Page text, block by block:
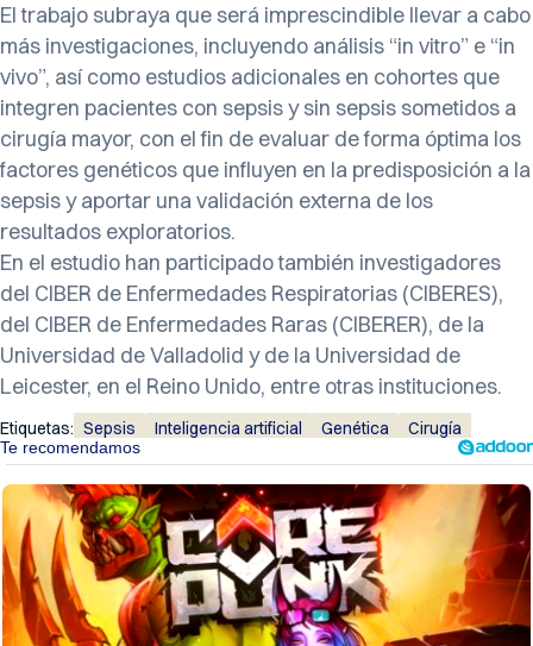
El trabajo subraya que será imprescindible llevar a cabo
más investigaciones, incluyendo análisis “in vitro” e “in
vivo”, así como estudios adicionales en cohortes que
integren pacientes con sepsis y sin sepsis sometidos a
cirugía mayor, con el fin de evaluar de forma óptima los
factores genéticos que influyen en la predisposición a la
sepsis y aportar una validación externa de los
resultados exploratorios.
En el estudio han participado también investigadores
del CIBER de Enfermedades Respiratorias (CIBERES),
del CIBER de Enfermedades Raras (CIBERER), de la
Universidad de Valladolid y de la Universidad de
Leicester, en el Reino Unido, entre otras instituciones.
Etiquetas: Sepsis Inteligencia artificial Genética Cirugía